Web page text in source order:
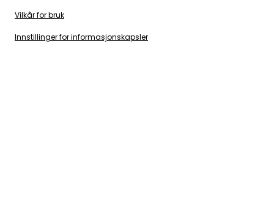
Vilkår for bruk
Innstillinger for informasjonskapsler